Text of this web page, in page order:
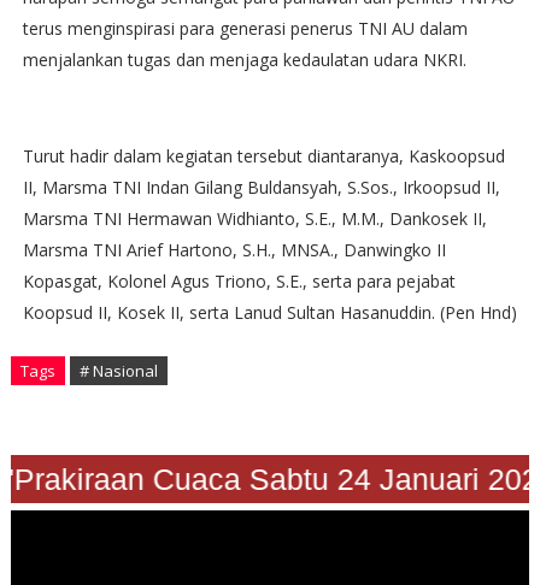
terus menginspirasi para generasi penerus TNI AU dalam
menjalankan tugas dan menjaga kedaulatan udara NKRI.
Turut hadir dalam kegiatan tersebut diantaranya, Kaskoopsud
II, Marsma TNI Indan Gilang Buldansyah, S.Sos., Irkoopsud II,
Marsma TNI Hermawan Widhianto, S.E., M.M., Dankosek II,
Marsma TNI Arief Hartono, S.H., MNSA., Danwingko II
Kopasgat, Kolonel Agus Triono, S.E., serta para pejabat
Koopsud II, Kosek II, serta Lanud Sultan Hasanuddin. (Pen Hnd)
Tags # Nasional
"Prakiraan Cuaca Sabtu 24 Januari